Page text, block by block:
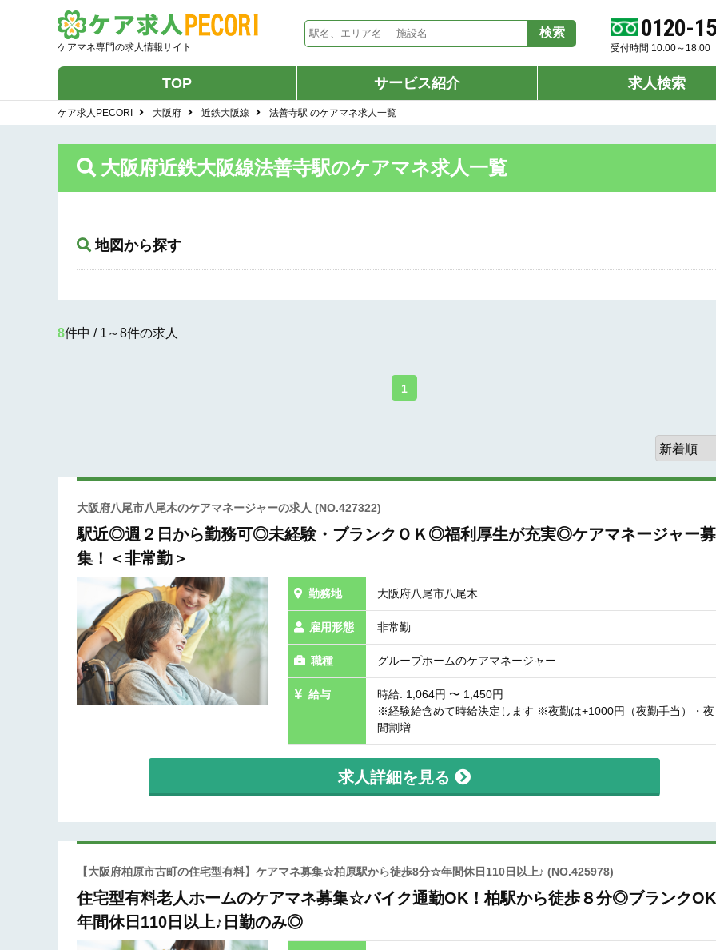
ケアマネ専門の求人情報サイト
0120-
受付時間 10:00～18:00
TOP サービス紹介 求人検索
ケア求人PECORI 大阪府 近鉄大阪線 法善寺駅 のケアマネ求人一覧
大阪府近鉄大阪線法善寺駅のケアマネ求人一覧
地図から探す
8件中 / 1～8件の求人
1
大阪府八尾市八尾木のケアマネージャーの求人 (NO.427322)
駅近◎週２日から勤務可◎未経験・ブランクＯＫ◎福利厚生が充実◎ケアマネージャー募
集！＜非常勤＞
勤務地 大阪府八尾市八尾木
雇用形態 非常勤
職種 グループホームのケアマネージャー
給与
時給: 1,064円 〜 1,450円
※経験給含めて時給決定します ※夜勤は+1000円（夜勤手当）・夜
間割増
求人詳細を見る
【大阪府柏原市古町の住宅型有料】ケアマネ募集☆柏原駅から徒歩8分☆年間休日110日以上♪ (NO.425978)
住宅型有料老人ホームのケアマネ募集☆バイク通勤OK！柏駅から徒歩８分◎ブランク
年間休日110日以上♪日勤のみ◎